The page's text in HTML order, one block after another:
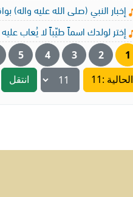
إخبار النبي (صلى الله عليه واله)
إختر لولدك اسماً طيّباً لا يُعاب عليه
1
2
3
4
5
الحالية :11
انتقل